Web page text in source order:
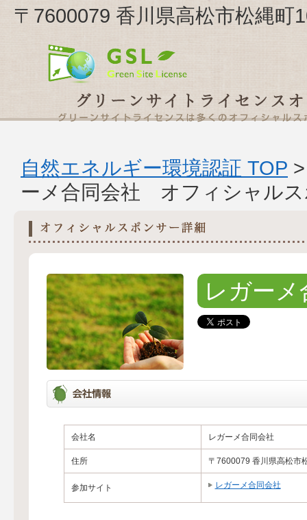
〒7600079 香川県高松市松縄
自然エネルギー環境認証 TOP
ーメ合同会社 オフィシャルス
レガーメ
会社名 レガーメ合同会社
住所 〒7600079 香川県高松市
参加サイト レガーメ合同会社